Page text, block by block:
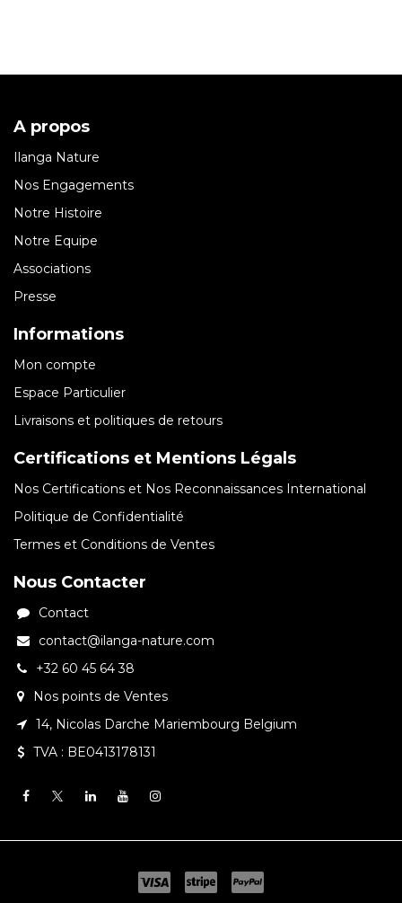
A propos
Ilanga Nature
Nos Engagements
Notre Histoire
Notre Equipe
Associations
Presse
Informations
Mon compte
Espace Particulier
Livraisons et politiques de retours
Certifications et Mentions Légals
Nos Certifications et Nos Reconnaissances International
Politique de Confidentialité
Termes et Conditions de Ventes
Nous Contacter
Contact
contact@ilanga-nature.com
+32 60 45 64 38
Nos points de Ventes
14, Nicolas Darche Mariembourg Belgium
TVA : BE0413178131